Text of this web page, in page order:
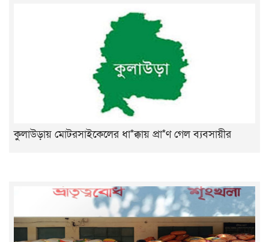
কুলাউড়ায় মোটরসাইকেলের ধা*ক্কায় প্রা*ণ গেল ব্যবসায়ীর